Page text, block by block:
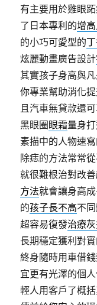
有主要用於雞眼
了日本專利的增
的小巧可愛型的
炫麗動畫廣告設計
其實孩子身高與
你專業幫助消化
且汽車無貸款還
黑眼圈 眼霜量身
素描中的人物速
除痣的方法常常
就很難根治對改
方法就會讓身高
的孩子長不高不
超容易復發治療
長期穩定獲利對
終身隨時用車借
宜更有光澤的個
輕人用客戶了概